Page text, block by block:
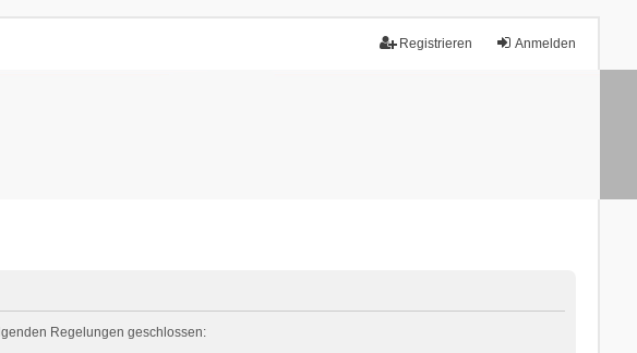
Anmelden
Registrieren
Regelungen geschlossen: